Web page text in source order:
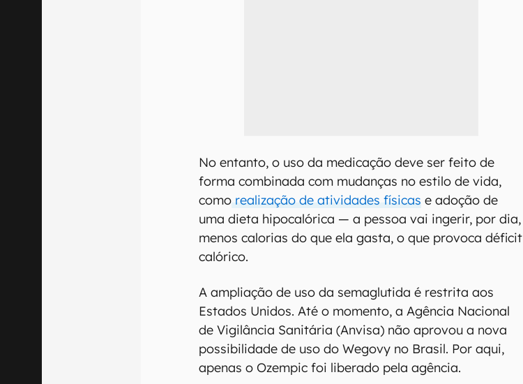
No entanto, o uso da medicação deve ser feito de
forma combinada com mudanças no estilo de vida,
como realização de atividades físicas e adoção de
uma dieta hipocalórica — a pessoa vai ingerir, por dia,
menos calorias do que ela gasta, o que provoca déficit
calórico.
A ampliação de uso da semaglutida é restrita aos
Estados Unidos. Até o momento, a Agência Nacional
de Vigilância Sanitária (Anvisa) não aprovou a nova
possibilidade de uso do Wegovy no Brasil. Por aqui,
apenas o Ozempic foi liberado pela agência.